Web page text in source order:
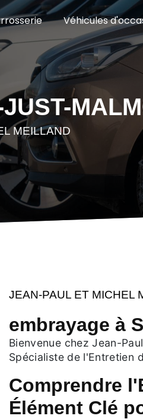
Véhicules
MEILLAND
JEAN-PAUL ET MICHEL
embrayage à
Bienvenue chez Jean-
Spécialiste de l'Entretien
Comprendre
Élément Clé